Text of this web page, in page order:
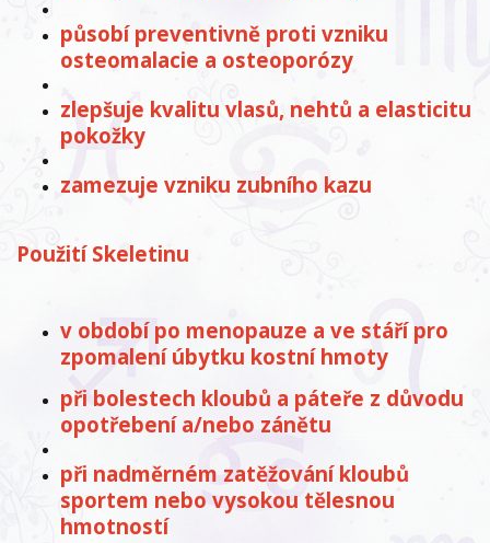
působí preventivně proti vzniku
osteomalacie a osteoporózy
zlepšuje kvalitu vlasů, nehtů a elasticitu
pokožky
zamezuje vzniku zubního kazu
Použití Skeletinu
v období po menopauze a ve stáří pro
zpomalení úbytku kostní hmoty
při bolestech kloubů a páteře z důvodu
opotřebení a/nebo zánětu
při nadměrném zatěžování kloubů
sportem nebo vysokou tělesnou
hmotností